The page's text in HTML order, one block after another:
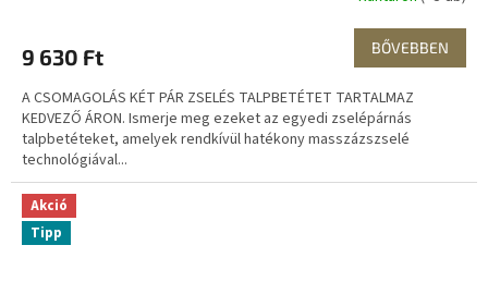
9 630 Ft BŐVEBBEN
A CSOMAGOLÁS KÉT PÁR ZSELÉS TALPBETÉTET TARTALMAZ
KEDVEZŐ ÁRON. Ismerje meg ezeket az egyedi zselépárnás
talpbetéteket, amelyek rendkívül hatékony masszázszselé
technológiával...
Akció
Tipp